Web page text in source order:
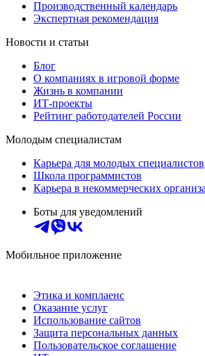
Производственный календарь
Экспертная рекомендация
Новости и статьи
Блог
О компаниях в игровой форме
Жизнь в компании
ИТ-проекты
Рейтинг работодателей России
Молодым специалистам
Карьера для молодых специалистов
Школа программистов
Карьера в некоммерческих
Боты для уведомлений
Мобильное приложение
Этика и комплаенс
Оказание услуг
Использование сайтов
Защита персональных данных
Пользовательское соглашение